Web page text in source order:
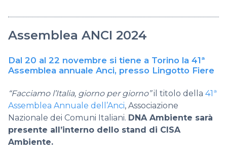
Assemblea ANCI 2024
Dal 20 al 22 novembre si tiene a Torino la 41ª
Assemblea annuale Anci, presso Lingotto Fiere
“Facciamo l’Italia, giorno per giorno”il titolo della 41ª
Assemblea Annuale dell’Anci, Associazione
Nazionale dei Comuni Italiani. DNA Ambiente sarà
presente all’interno dello stand di CISA
Ambiente.